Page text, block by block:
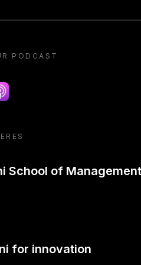
PODCAST
podcast
School of Management
for innovation